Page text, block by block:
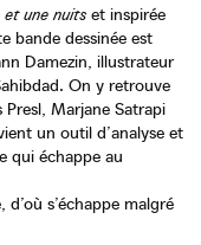
une nuitset inspirée
bande dessinée est
Damezin, illustrateur
On y retrouve
Marjane Satrapi
un outil d’analyse et
qui échappe au
s’échappe malgré